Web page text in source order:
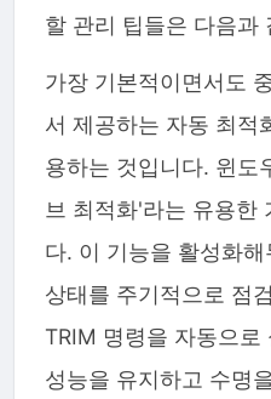
할 관리 팁들은 다음과
가장 기본적이면서도
서 제공하는 자동 최적
용하는 것입니다. 윈도
브 최적화'라는 유용한
다. 이 기능을 활성화
상태를 주기적으로 점
TRIM 명령을 자동으로
성능을 유지하고 수명